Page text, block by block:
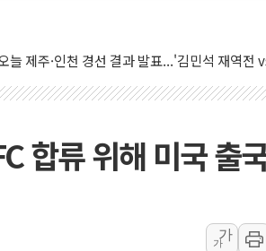
, 업계 개인정보 보안 새판 짠다…'자율규제단
시, 고용 쇼크에 금리 인상 우려 후퇴…S&P500
시, 美 고용 예상 밖 부진에 연준 금리 인상 가
매파 기세 꺾이나…고용 감소에 9월 동결 전망
슬람 수니파 3국, '공동방위협정' 체결… 이스
, 백신·자폐증 행정명령 검토…"이르면 다음 주"
합류 위해 미국 출
가
가